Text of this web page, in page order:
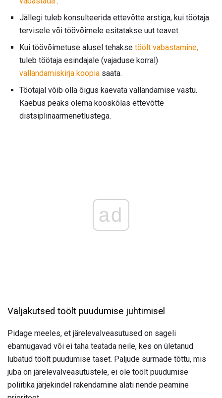
Jällegi tuleb konsulteerida ettevõtte arstiga, kui töötaja
tervisele või töövõimele esitatakse uut teavet.
Kui töövõimetuse alusel tehakse töölt vabastamine,
tuleb töötaja esindajale (vajaduse korral)
vallandamiskirja koopia saata.
Töötajal võib olla õigus kaevata vallandamise vastu.
Kaebus peaks olema kooskõlas ettevõtte
distsiplinaarmenetlustega.
ad
Väljakutsed töölt puudumise juhtimisel
Pidage meeles, et järelevalveasutused on sageli
ebamugavad või ei taha teatada neile, kes on ületanud
lubatud töölt puudumise taset. Paljude surmade tõttu, mis
juba on järelevalveasutustele, ei ole töölt puudumise
poliitika järjekindel rakendamine alati nende peamine